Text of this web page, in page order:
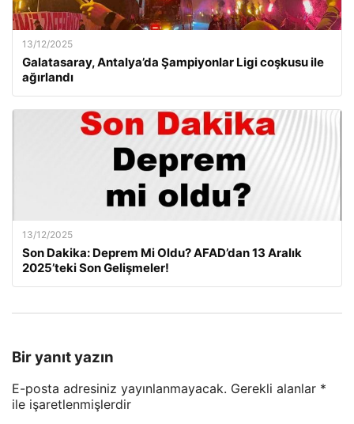
13/12/2025
Galatasaray, Antalya’da Şampiyonlar Ligi coşkusu ile
ağırlandı
13/12/2025
Son Dakika: Deprem Mi Oldu? AFAD’dan 13 Aralık
2025’teki Son Gelişmeler!
Bir yanıt yazın
E-posta adresiniz yayınlanmayacak. Gerekli alanlar *
ile işaretlenmişlerdir